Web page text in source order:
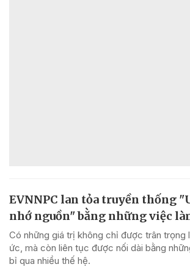
EVNNPC lan tỏa truyền thống
nhớ nguồn" bằng những việc
Có những giá trị không chỉ được trân trọng
ức, mà còn liên tục được nối dài bằng
bỉ qua nhiều thế hệ.